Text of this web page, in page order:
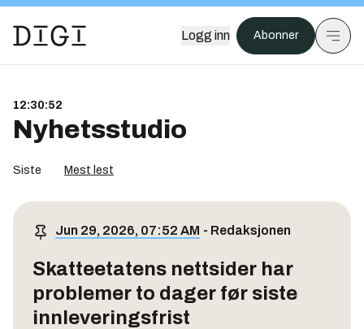
Logg inn Abonner
12:30:52
Nyhetsstudio
Siste Mest lest
Jun 29, 2026, 07:52 AM - Redaksjonen
Skatteetatens nettsider har
problemer to dager før siste
innleveringsfrist